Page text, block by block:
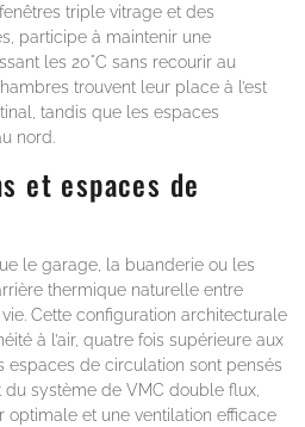
triple vitrage et des
participe à maintenir une
les 20°C sans recourir au
trouvent leur place à l’est
tandis que les espaces
nord.
et espaces de
le garage, la buanderie ou les
thermique naturelle entre
Cette configuration architecturale
à l’air, quatre fois supérieure aux
espaces de circulation sont pensés
système de VMC double flux,
optimale et une ventilation efficace